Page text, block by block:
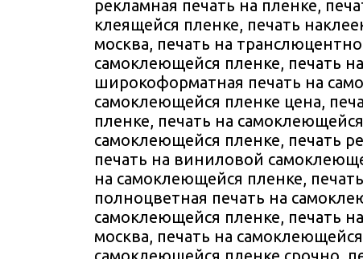
рекламная печать на пленке,
клеящейся пленке, печать
москва, печать на
самоклеющейся пленке, печать
широкоформатная печать на
самоклеющейся пленке цена,
пленке, печать на
самоклеющейся пленке, печать
печать на виниловой
на самоклеющейся пленке,
полноцветная печать на
самоклеющейся пленке, печать
москва, печать на